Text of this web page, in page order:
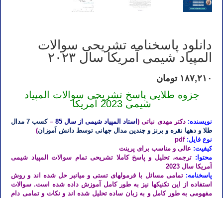
دانلود پاسخنامه تشریحی سوالات
المپیاد شیمی آمریکا سال ۲۰۲۳
۱۸۷,۲۱۰ تومان
جزوه طلایی پاسخ تشریحی سوالات المپیاد
شیمی 2023 آمریکا
نویسنده: دکتر مهدی نباتی (استاد المپیاد شیمی از سال 85 –
کسب 7 مدال
طلا و دهها نقره و برنز و چندین مدال جهانی توسط دانش آموزان)
نوع فایل: pdf
کیفیت: عالی و مناسب برای پرینت
محتوا: ترجمه، تحلیل و پاسخ کاملا تشریحی تمام سوالات المپیاد شیمی
آمریکا سال 2023
پاسخنامه: تمامی مسائل با فرمولهای تستی و میانبر حل شده اند و روش
استفاده از این تکنیکها نیز به طور کامل آموزش داده شده است. سوالات
مفهومی به طور کامل و به زبان ساده تحلیل شده اند و نکات و تمامی دام